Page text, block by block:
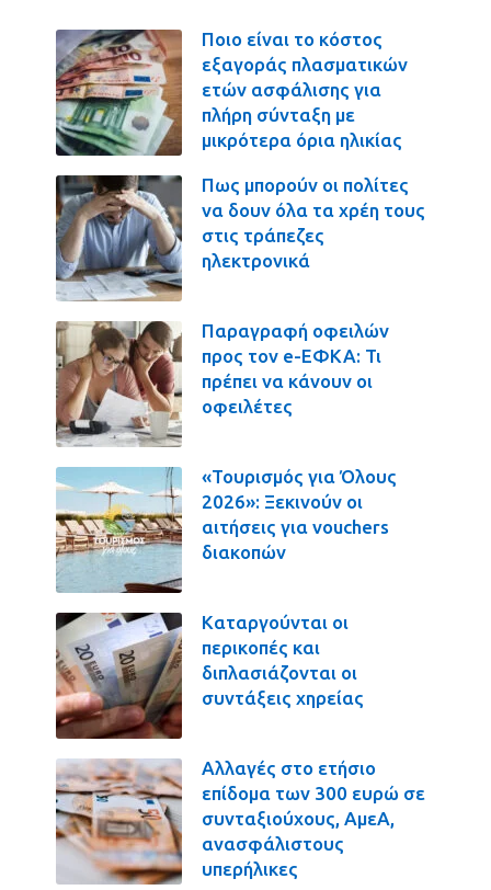
Ποιο είναι το κόστος
εξαγοράς πλασματικών
ετών ασφάλισης για
πλήρη σύνταξη με
μικρότερα όρια ηλικίας
Πως μπορούν οι πολίτες
να δουν όλα τα χρέη τους
στις τράπεζες
ηλεκτρονικά
Παραγραφή οφειλών
προς τον e-ΕΦΚΑ: Τι
πρέπει να κάνουν οι
οφειλέτες
«Τουρισμός για Όλους
2026»: Ξεκινούν οι
αιτήσεις για vouchers
διακοπών
Καταργούνται οι
περικοπές και
διπλασιάζονται οι
συντάξεις χηρείας
Αλλαγές στο ετήσιο
επίδομα των 300 ευρώ σε
συνταξιούχους, ΑμεΑ,
ανασφάλιστους
υπερήλικες